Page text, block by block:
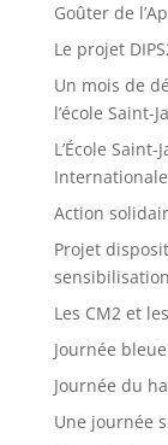
Goûter de
Le projet
Un mois de
l’école Saint-
L’École
Action
Projet
sensibilisation
Les CM2 et
Journée
Journée du
Une journée